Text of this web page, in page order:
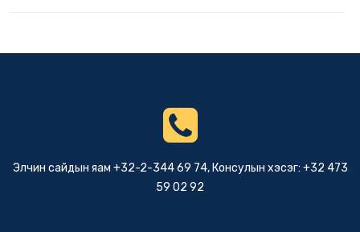
Элчин сайдын яам +32-2-344 69 74, Консулын хэсэг: +32 473
59 02 92